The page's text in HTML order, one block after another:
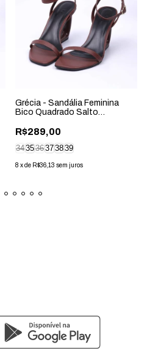
Grécia - Sandália Feminina
Bico Quadrado Salto
R$289,00
343536373839
8 xde R$36,13 sem juros